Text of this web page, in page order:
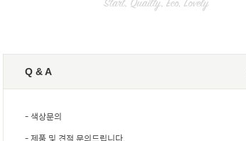
Q & A
- 색상문의
- 제품 및 견적 문의드립니다.